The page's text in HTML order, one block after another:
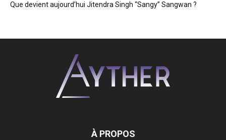
Que devient aujourd’hui Jitendra Singh “Sangy” Sangwan ?
À PROPOS